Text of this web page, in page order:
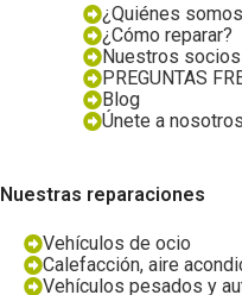
¿Quiénes
¿Cómo reparar?
Nuestros socios
PREGUNTAS
Blog
Únete a nosotros
Nuestras reparaciones
Vehículos de ocio
Calefacción, aire
Vehículos pesados y